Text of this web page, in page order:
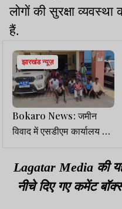
लोगों की सुरक्षा
हैं.
झारखंड न्यूज़
Bokaro News: जमीन
विवाद में एसडीएम कार्यालय के
बाहर धरने पर बैठा परिवार
Lagatar Media की
नीचे दिए गए कमेंट